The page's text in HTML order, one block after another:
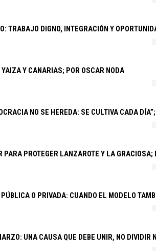
TRABAJO DIGNO, INTEGRACIÓN Y
YAIZA Y CANARIAS; POR OSCAR NODA
NO SE HEREDA: SE CULTIVA CADA
PARA PROTEGER LANZAROTE Y LA
PÚBLICA O PRIVADA: CUANDO EL MODELO
UNA CAUSA QUE DEBE UNIR, NO DIVIDIR